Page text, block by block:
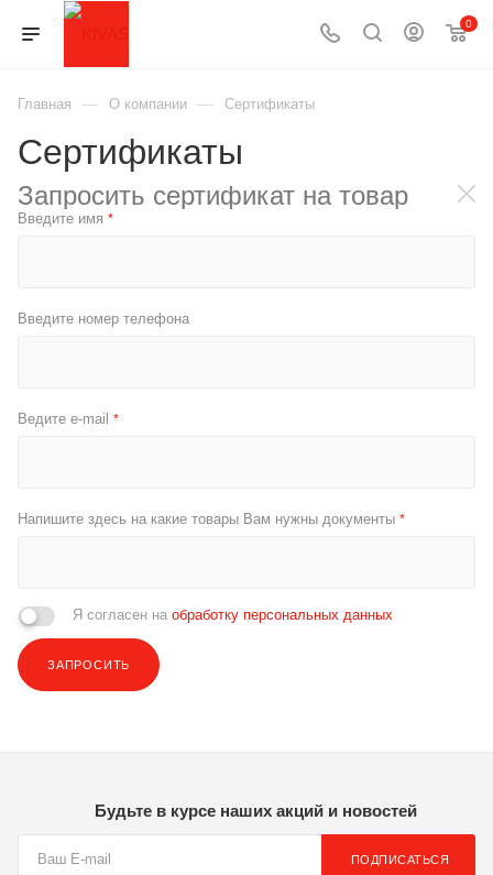
0
Главная — О компании — Сертификаты
Сертификаты
Запросить сертификат на товар
Введите имя *
Введите номер телефона
Ведите e-mail *
Напишите здесь на какие товары Вам нужны документы *
Я согласен на обработку персональных данных
ЗАПРОСИТЬ
Будьте в курсе наших акций и новостей
ПОДПИСАТЬСЯ